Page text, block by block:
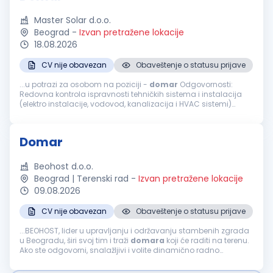
Master Solar d.o.o.
Beograd - Izvan pretražene lokacije
18.08.2026
CV nije obavezan
Obaveštenje o statusu prijave
...u potrazi za osobom na poziciji - domar Odgovornosti:
Redovna kontrola ispravnosti tehničkih sistema i instalacija
(elektro instalacije, vodovod, kanalizacija i HVAC sistemi)
Domar
Beohost d.o.o.
Beograd | Terenski rad - Izvan pretražene lokacije
09.08.2026
CV nije obavezan
Obaveštenje o statusu prijave
...BEOHOST, lider u upravljanju i održavanju stambenih zgrada
u Beogradu, širi svoj tim i traži domara koji će raditi na terenu.
Ako ste odgovorni, snalažljivi i volite dinamično radno